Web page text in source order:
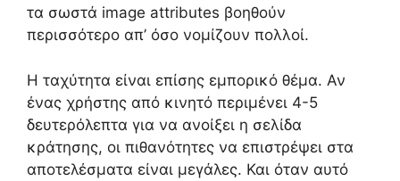
τα σωστά image attributes βοηθούν
περισσότερο απ’ όσο νομίζουν πολλοί.
Η ταχύτητα είναι επίσης εμπορικό θέμα. Αν
ένας χρήστης από κινητό περιμένει 4-5
δευτερόλεπτα για να ανοίξει η σελίδα
κράτησης, οι πιθανότητες να επιστρέψει στα
αποτελέσματα είναι μεγάλες. Και όταν αυτό